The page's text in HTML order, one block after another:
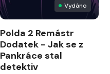
Vydáno
Polda 2 Remástr
Dodatek - Jak se z
Pankráce stal
detektiv